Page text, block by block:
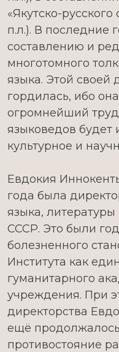
«Якутско-
п.л.). В последние
составлению и
многотомного
языка. Этой своей
гордилась, ибо
огромнейший труд
языковедов будет
культурное и
Евдокия
года была
языка,
СССР. Это были
болезненного
Института как
гуманитарного
учреждения. При
директорства
ещё
противостояние